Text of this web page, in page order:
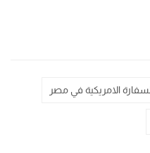
الامريكية في مصر